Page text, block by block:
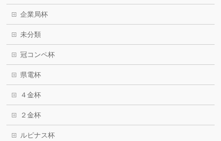
企業局杯
未分類
冠コンペ杯
県電杯
４金杯
２金杯
ルピナス杯